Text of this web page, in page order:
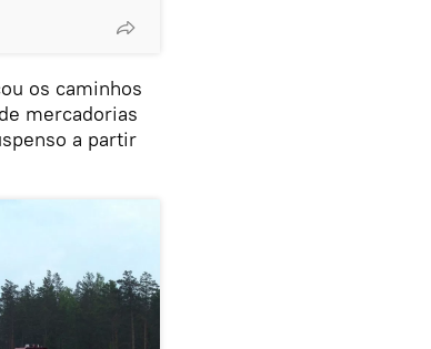
os caminhos
mercadorias
a partir